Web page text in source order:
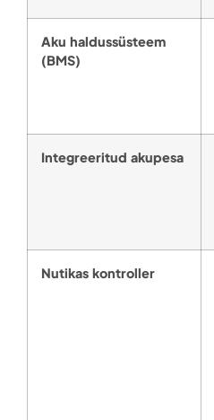
Aku haldussüsteem
(BMS)
Integreeritud akupesa
Nutikas kontroller